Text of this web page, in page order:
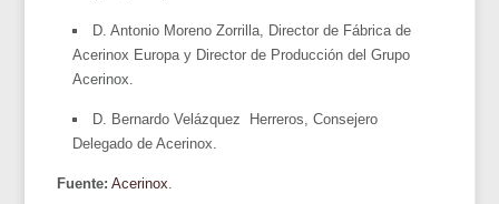
D. Antonio Moreno Zorrilla, Director de Fábrica de
Acerinox Europa y Director de Producción del Grupo
Acerinox.
D. Bernardo Velázquez Herreros, Consejero
Delegado de Acerinox.
Fuente: Acerinox